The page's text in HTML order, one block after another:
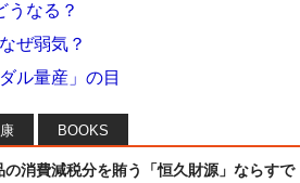
うなる？
ぜ弱気？
ル量産」の目
BOOKS
の消費減税分を賄う「恒久財源」ならすで